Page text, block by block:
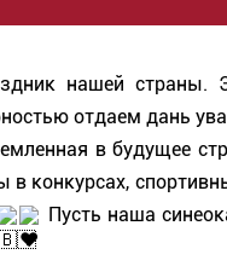
нашей страны.
отдаем дань
в будущее
конкурсах,
Пусть наша